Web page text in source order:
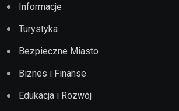
Informacje
Turystyka
Bezpieczne Miasto
Biznes i Finanse
Edukacja i Rozwój